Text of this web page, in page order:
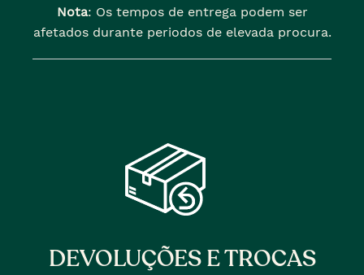
Nota: Os tempos de entrega podem ser
afetados durante periodos de elevada procura.
DEVOLUÇÕES E TROCAS